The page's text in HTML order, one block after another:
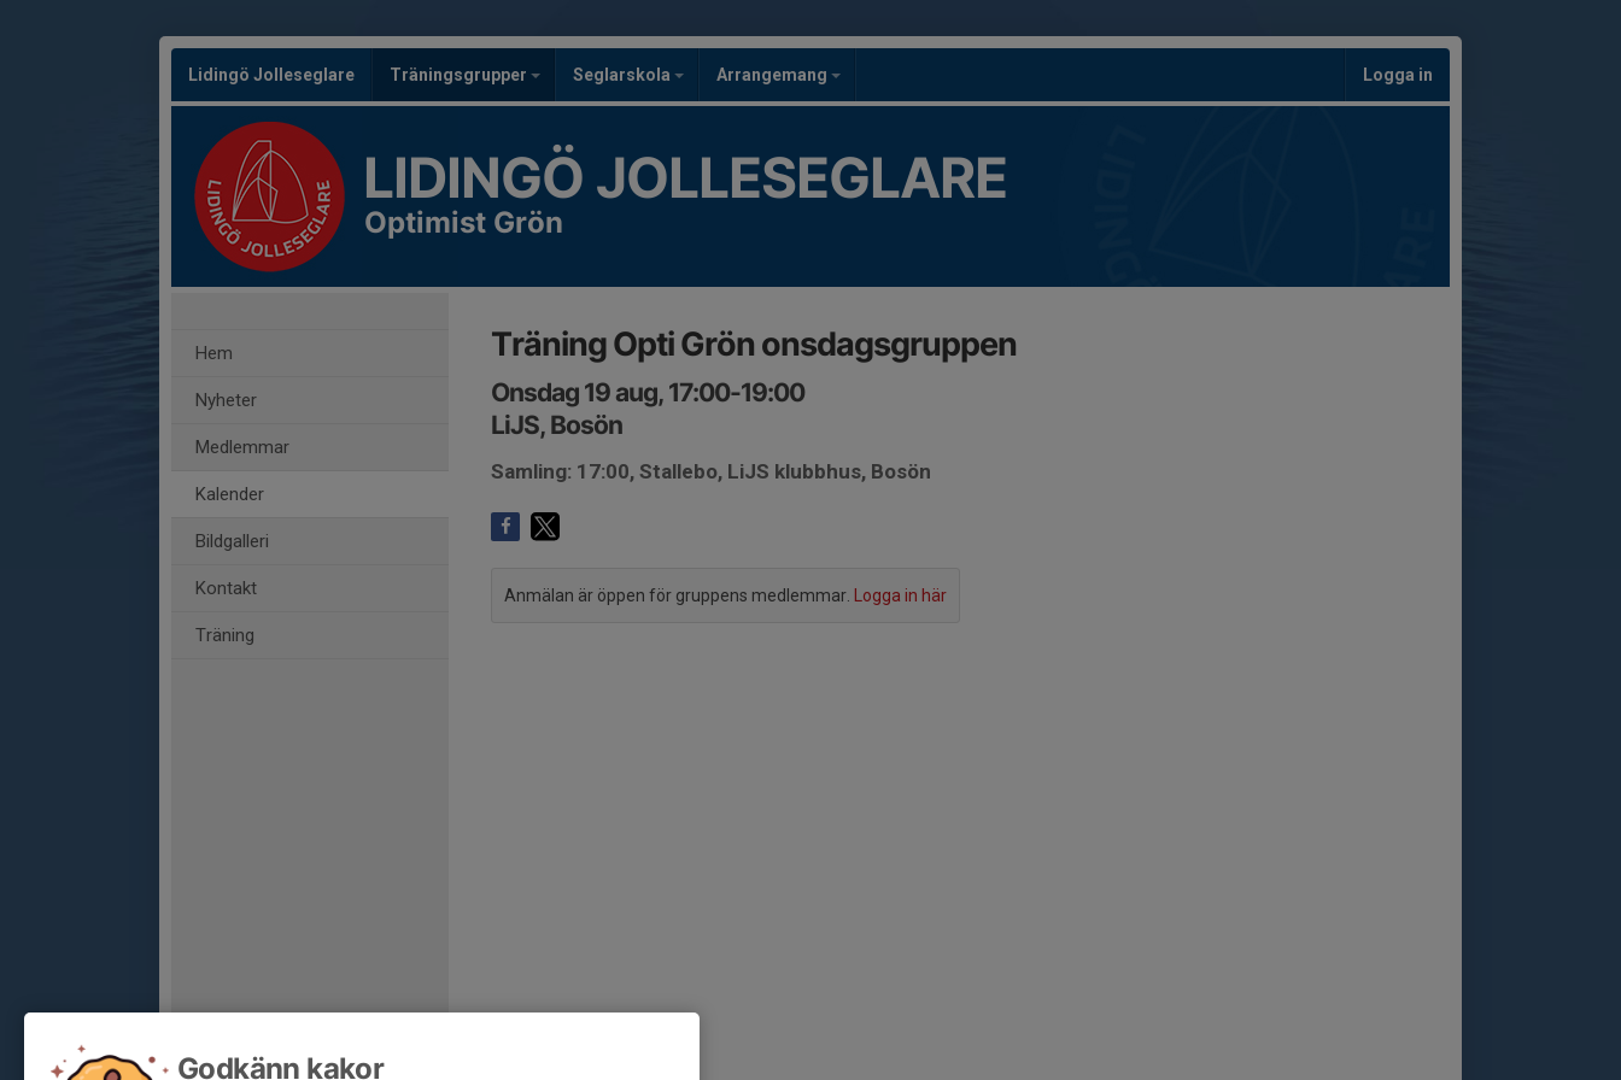
Lidingö Jolleseglare Träningsgrupper Seglarskola Arrangemang Logga in
LIDINGÖ JOLLESEGLARE
Optimist Grön
Hem
Nyheter
Medlemmar
Kalender
Bildgalleri
Kontakt
Träning
Träning Opti Grön onsdagsgruppen
Onsdag 19 aug, 17:00-19:00
LiJS, Bosön
Samling: 17:00, Stallebo, LiJS klubbhus, Bosön
Anmälan är öppen för gruppens medlemmar. Logga in här
Godkänn kakor